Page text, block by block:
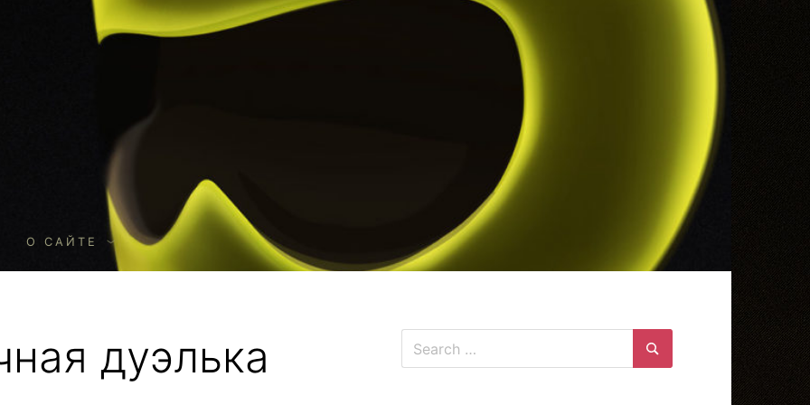
О САЙТЕ
дуэлька
Search
for:
Search